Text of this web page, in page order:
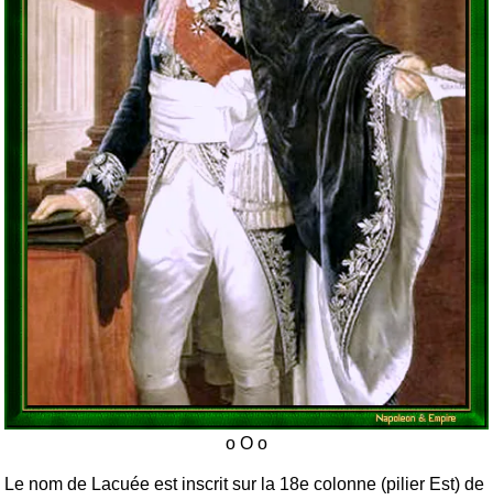
Le nom de Lacuée est inscrit sur la 18e colonne (pilier Est) de